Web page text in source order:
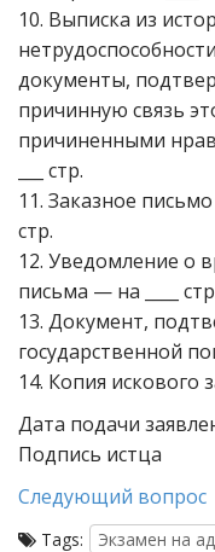
10. Выписка из
документы,
причинную связь
причиненными
___ стр.
11. Заказное письмо
стр.
12. Уведомление о
письма — на ____
13. Документ,
государственной
14. Копия искового
Дата подачи
Подпись истца
Следующий вопрос
Tags: Экзамен на